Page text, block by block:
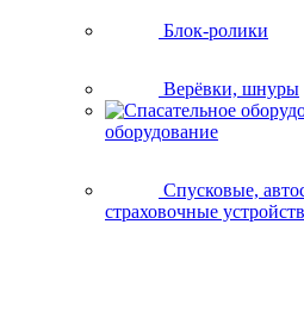
Блок-ролики
Верёвки, шнуры
оборудование
Спусковые,
страховочные